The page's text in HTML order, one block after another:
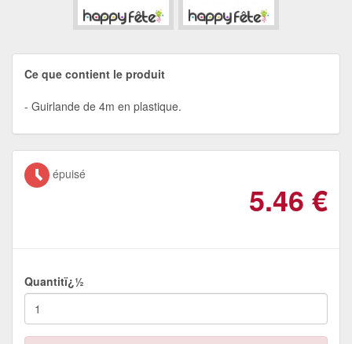
Ce que contient le produit
Guirlande de 4m en plastique.
épuisé
5.46 €
Quantitï¿½